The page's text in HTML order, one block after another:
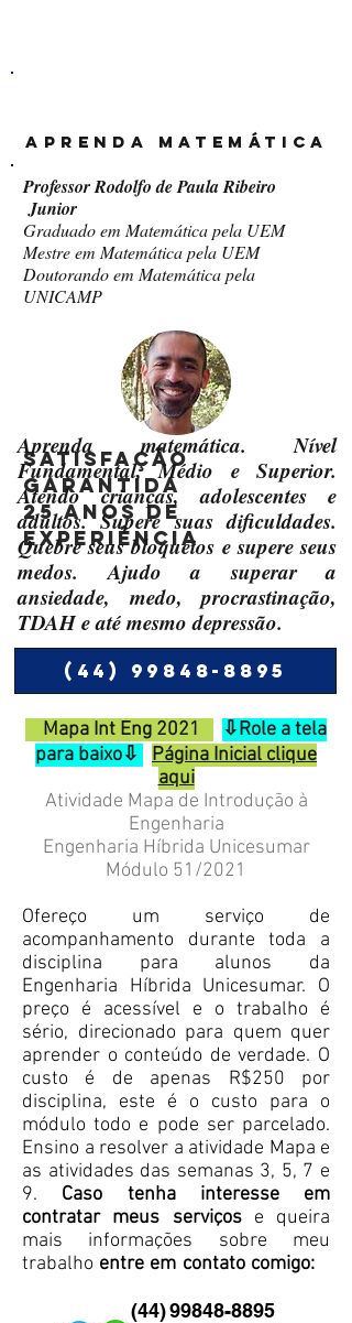
Aprenda Matemática
Professor Rodolfo de Paula Ribeiro
Junior
Graduado em Matemática pela UEM
Mestre em Matemática pela UEM
Doutorando em Matemática pela
UNICAMP
satisfação
Garantida
25 anos de
experiência
Aprenda matemática. Nível
Fundamental, Médio e Superior.
Atendo crianças, adolescentes e
adultos. Supere suas dificuldades.
Quebre seus bloqueios e supere seus
medos. Ajudo a superar a
ansiedade, medo, procrastinação,
TDAH e até mesmo depressão.
(44) 99848-8895
Mapa Int Eng 2021
⇩Role a tela
para baixo⇩
Página Inicial clique
aqui
​Atividade Mapa de Introdução à
Engenharia
Engenharia Híbrida Unicesumar
Módulo 51/2021
Ofereço um serviço de
acompanhamento durante toda a
disciplina para alunos da
Engenharia Híbrida Unicesumar. O
preço é acessível e o trabalho é
sério, direcionado para quem quer
aprender o conteúdo de verdade. O
custo é de apenas R$250 por
disciplina, este é o custo para o
módulo todo e pode ser parcelado.
Ensino a resolver a atividade Mapa e
as atividades das semanas 3, 5, 7 e
9. Caso tenha interesse em
contratar meus serviçose queira
mais informações sobre meu
trabalho entre em contato comigo:
(44)99848-8895